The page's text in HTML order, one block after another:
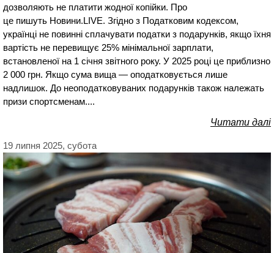
дозволяють не платити жодної копійки. Про
це пишуть Новини.LIVE. Згідно з Податковим кодексом,
українці не повинні сплачувати податки з подарунків, якщо їхня
вартість не перевищує 25% мінімальної зарплати,
встановленої на 1 січня звітного року. У 2025 році це приблизно
2 000 грн. Якщо сума вища — оподатковується лише
надлишок. До неоподатковуваних подарунків також належать
призи спортсменам....
Читати далі
19 липня 2025, субота